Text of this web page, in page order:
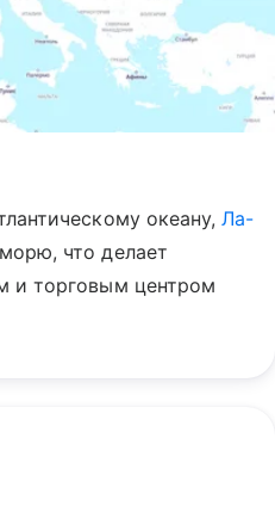
океану,Ла-
что делает
и торговым центром